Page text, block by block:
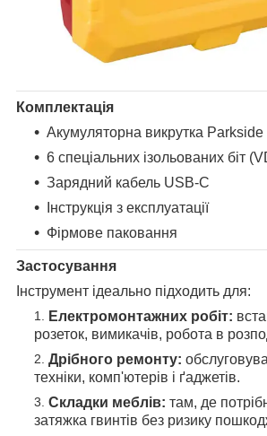
Комплектація
Акумуляторна викрутка
6 спеціальних ізольованих біт
Зарядний кабель USB-C
Інструкція з експлуатації
Фірмове паковання
Застосування
Інструмент ідеально підходить для:
Електромонтажних робіт:
розеток, вимикачів, робота в
Дрібного ремонту:
техніки, комп'ютерів і ґаджетів.
Складки меблів: там, де
затяжка гвинтів без ризику